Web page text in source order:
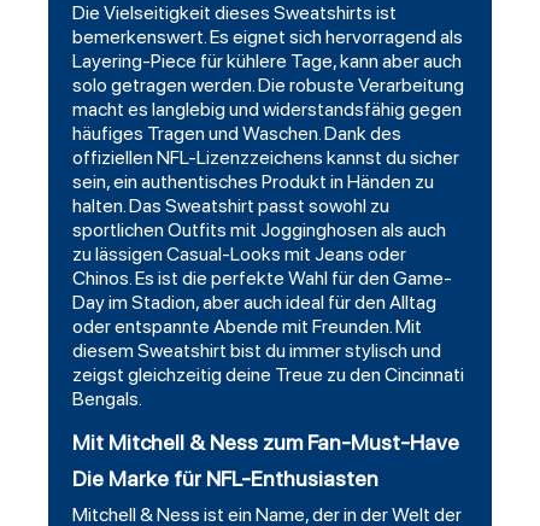
Die Vielseitigkeit dieses Sweatshirts ist
bemerkenswert. Es eignet sich hervorragend als
Layering-Piece für kühlere Tage, kann aber auch
solo getragen werden. Die robuste Verarbeitung
macht es langlebig und widerstandsfähig gegen
häufiges Tragen und Waschen. Dank des
offiziellen NFL-Lizenzzeichens kannst du sicher
sein, ein authentisches Produkt in Händen zu
halten. Das Sweatshirt passt sowohl zu
sportlichen Outfits mit Jogginghosen als auch
zu lässigen Casual-Looks mit Jeans oder
Chinos. Es ist die perfekte Wahl für den Game-
Day im Stadion, aber auch ideal für den Alltag
oder entspannte Abende mit Freunden. Mit
diesem Sweatshirt bist du immer stylisch und
zeigst gleichzeitig deine Treue zu den Cincinnati
Bengals.
Mit Mitchell & Ness zum Fan-Must-Have
Die Marke für NFL-Enthusiasten
Mitchell & Ness ist ein Name, der in der Welt der